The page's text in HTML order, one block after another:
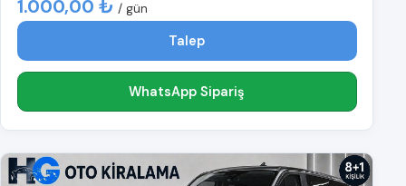
1.000,00 ₺ / gün
Talep
WhatsApp Sipariş